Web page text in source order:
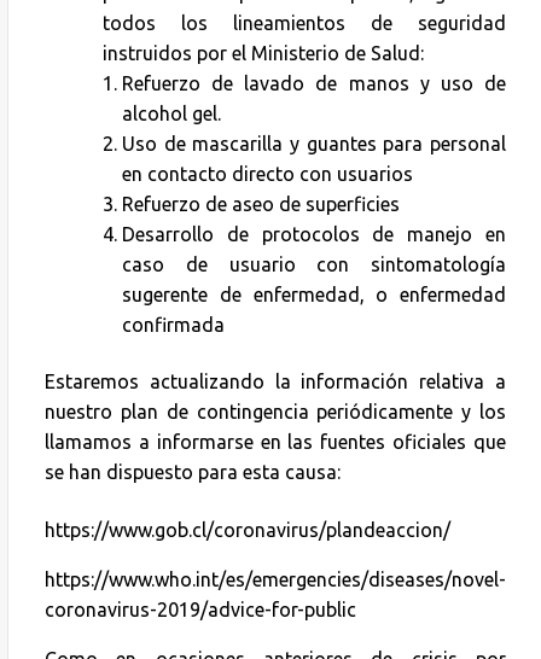
todos los lineamientos de seguridad
instruidos por el Ministerio de Salud:
Refuerzo de lavado de manos y uso de
alcohol gel.
Uso de mascarilla y guantes para personal
en contacto directo con usuarios
Refuerzo de aseo de superficies
Desarrollo de protocolos de manejo en
caso de usuario con sintomatología
sugerente de enfermedad, o enfermedad
confirmada
Estaremos actualizando la información relativa a
nuestro plan de contingencia periódicamente y los
llamamos a informarse en las fuentes oficiales que
se han dispuesto para esta causa:
https://www.gob.cl/coronavirus/plandeaccion/
https://www.who.int/es/emergencies/diseases/novel-
coronavirus-2019/advice-for-public